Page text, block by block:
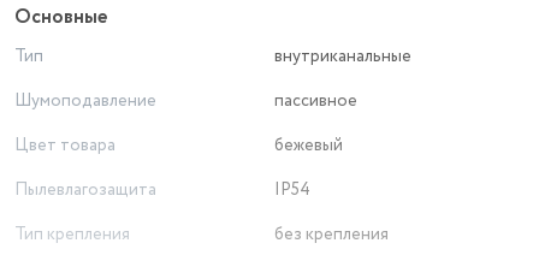
Основные
Тип
внутриканальные
Шумоподавление
пассивное
Цвет товара
бежевый
Пылевлагозащита
IP54
Тип крепления
без крепления